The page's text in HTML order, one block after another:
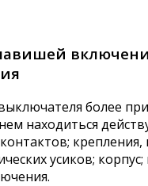
более
находиться
усиков;